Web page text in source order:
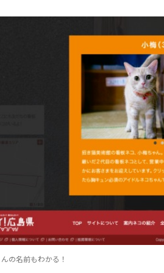
の名前もわかる！